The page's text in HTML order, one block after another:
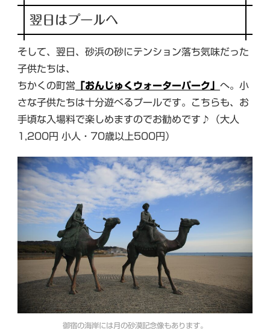
翌日はプールへ
そして、翌日、砂浜の砂にテンション落ち気味だった
子供たちは、
ちかくの町営 「おんじゅくウォーターパーク」 へ。小
さな子供たちは十分遊べるプールです。こちらも、お
手頃な入場料で楽しめますのでお勧めです♪（大人
1,200円 小人・70歳以上500円）
御宿の海岸には月の砂漠記念像もあります。